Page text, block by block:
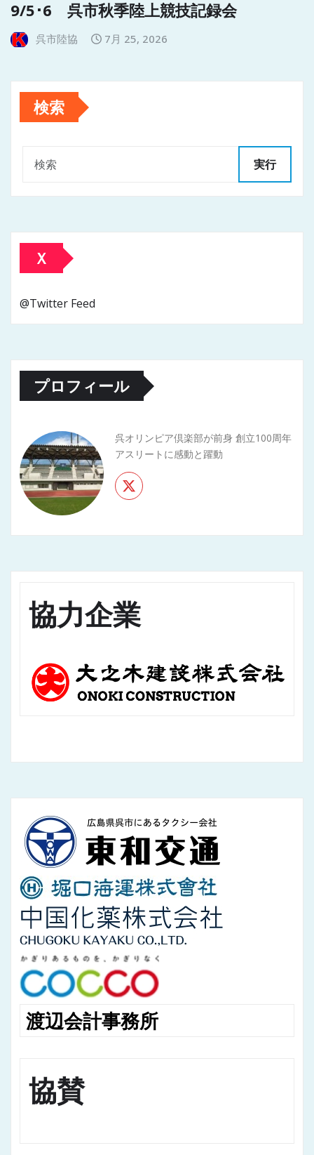
9/5･6 呉市秋季陸上競技記録会
呉市陸協 7月 25, 2026
検索
実行
Ｘ
@Twitter Feed
プロフィール
呉オリンピア倶楽部が前身 創立100周年
アスリートに感動と躍動
協力企業
渡辺会計事務所
協賛